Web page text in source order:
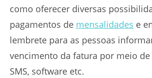
como oferecer diversas
pagamentos de mensalidades e
lembrete para as pessoas
vencimento da fatura por meio
SMS, software etc.